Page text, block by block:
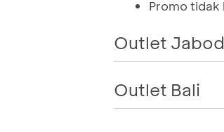
Promo tidak
Outlet
Outlet Bali